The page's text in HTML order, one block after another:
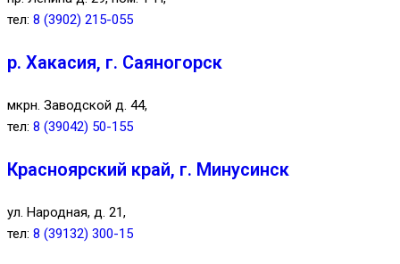
тел: 8 (3902) 215-055
р. Хакасия, г. Саяногорск
мкрн. Заводской д. 44,
тел: 8 (39042) 50-155
Красноярский край, г. Минусинск
ул. Народная, д. 21,
тел: 8 (39132) 300-15